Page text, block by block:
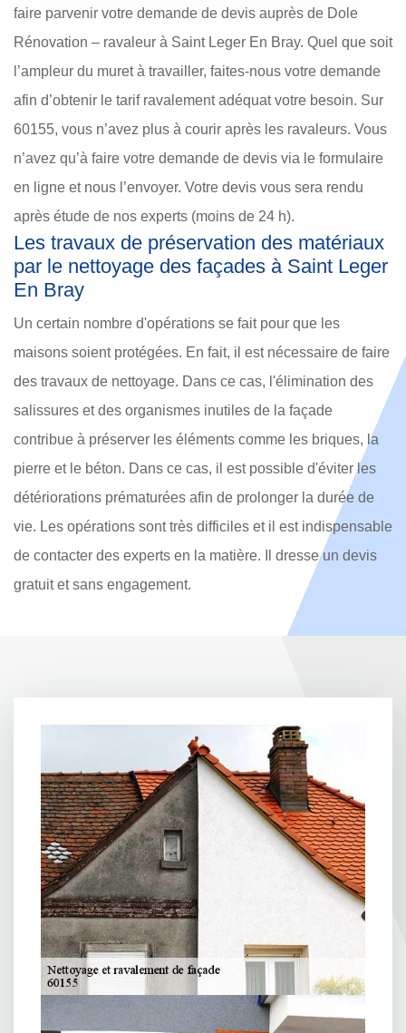
faire parvenir votre demande de devis auprès de Dole
Rénovation – ravaleur à Saint Leger En Bray. Quel que soit
l’ampleur du muret à travailler, faites-nous votre demande
afin d’obtenir le tarif ravalement adéquat votre besoin. Sur
60155, vous n’avez plus à courir après les ravaleurs. Vous
n’avez qu’à faire votre demande de devis via le formulaire
en ligne et nous l’envoyer. Votre devis vous sera rendu
après étude de nos experts (moins de 24 h).
Les travaux de préservation des matériaux
par le nettoyage des façades à Saint Leger
En Bray
Un certain nombre d'opérations se fait pour que les
maisons soient protégées. En fait, il est nécessaire de faire
des travaux de nettoyage. Dans ce cas, l'élimination des
salissures et des organismes inutiles de la façade
contribue à préserver les éléments comme les briques, la
pierre et le béton. Dans ce cas, il est possible d'éviter les
détériorations prématurées afin de prolonger la durée de
vie. Les opérations sont très difficiles et il est indispensable
de contacter des experts en la matière. Il dresse un devis
gratuit et sans engagement.